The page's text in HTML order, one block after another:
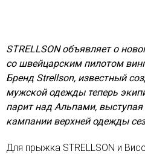
STRELLSON объявляет о
со швейцарским пилотом
Бренд Strellson, известный
мужской одежды теперь
парит над Альпами,
кампании верхней одежды
Для прыжка STRELLSON и